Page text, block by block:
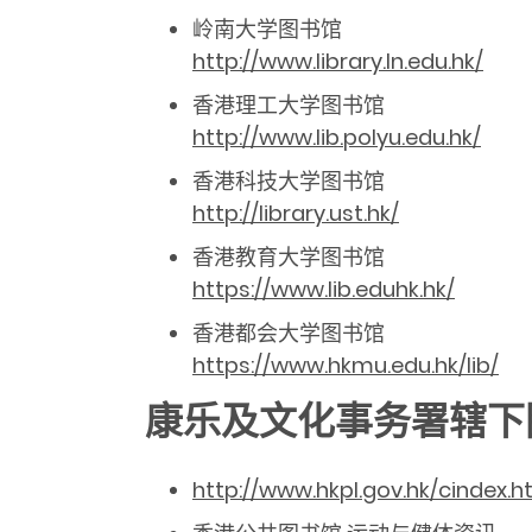
岭南大学图书馆
http://www.library.ln.edu.hk/
香港理工大学图书馆
http://www.lib.polyu.edu.hk/
香港科技大学图书馆
http://library.ust.hk/
香港教育大学图书馆
https://www.lib.eduhk.hk/
香港都会大学图书馆
https://www.hkmu.edu.hk/lib/
康乐及文化事务署辖
http://www.hkpl.gov.hk/